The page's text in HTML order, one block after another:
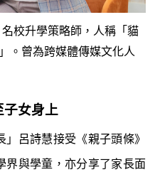
名校升學策略師，人稱「貓
。曾為跨媒體傳媒文化人
子女身上
呂詩慧接受《親子頭條》
界與學童，亦分享了家長面